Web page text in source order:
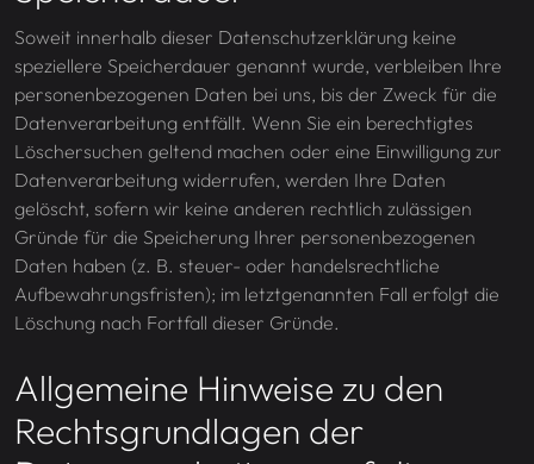
Soweit innerhalb dieser Datenschutzerklärung keine
speziellere Speicherdauer genannt wurde, verbleiben Ihre
personenbezogenen Daten bei uns, bis der Zweck für die
Datenverarbeitung entfällt. Wenn Sie ein berechtigtes
Löschersuchen geltend machen oder eine Einwilligung zur
Datenverarbeitung widerrufen, werden Ihre Daten
gelöscht, sofern wir keine anderen rechtlich zulässigen
Gründe für die Speicherung Ihrer personenbezogenen
Daten haben (z. B. steuer- oder handelsrechtliche
Aufbewahrungsfristen); im letztgenannten Fall erfolgt die
Löschung nach Fortfall dieser Gründe.
Allgemeine Hinweise zu den
Rechtsgrundlagen der